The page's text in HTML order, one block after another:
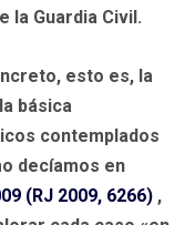
la Guardia Civil.
esto es, la
básica
contemplados
decíamos en
(RJ 2009, 6266) ,